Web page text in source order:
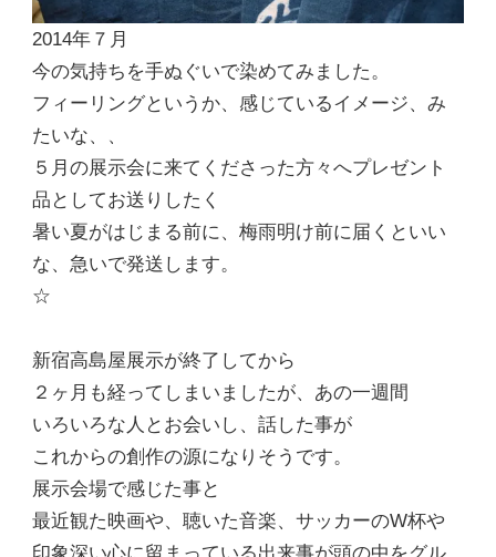
2014年７月
今の気持ちを手ぬぐいで染めてみました。
フィーリングというか、感じているイメージ、み
たいな、、
５月の展示会に来てくださった方々へプレゼント
品としてお送りしたく
暑い夏がはじまる前に、梅雨明け前に届くといい
な、急いで発送します。
☆
新宿高島屋展示が終了してから
２ヶ月も経ってしまいましたが、あの一週間
いろいろな人とお会いし、話した事が
これからの創作の源になりそうです。
展示会場で感じた事と
最近観た映画や、聴いた音楽、サッカーのW杯や